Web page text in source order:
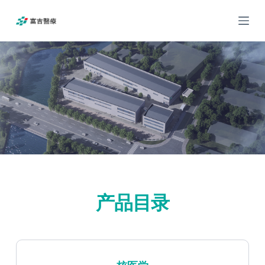
过
内
容
产品目录